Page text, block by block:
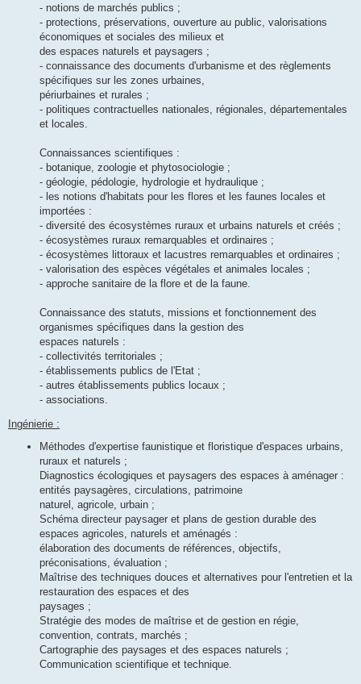
- notions de marchés publics ;
- protections, préservations, ouverture au public, valorisations
économiques et sociales des milieux et
des espaces naturels et paysagers ;
- connaissance des documents d'urbanisme et des règlements
spécifiques sur les zones urbaines,
périurbaines et rurales ;
- politiques contractuelles nationales, régionales, départementales
et locales.
Connaissances scientifiques :
- botanique, zoologie et phytosociologie ;
- géologie, pédologie, hydrologie et hydraulique ;
- les notions d'habitats pour les flores et les faunes locales et
importées :
- diversité des écosystèmes ruraux et urbains naturels et créés ;
- écosystèmes ruraux remarquables et ordinaires ;
- écosystèmes littoraux et lacustres remarquables et ordinaires ;
- valorisation des espèces végétales et animales locales ;
- approche sanitaire de la flore et de la faune.
Connaissance des statuts, missions et fonctionnement des
organismes spécifiques dans la gestion des
espaces naturels :
- collectivités territoriales ;
- établissements publics de l'Etat ;
- autres établissements publics locaux ;
- associations.
Ingénierie :
Méthodes d'expertise faunistique et floristique d'espaces urbains,
ruraux et naturels ;
Diagnostics écologiques et paysagers des espaces à aménager :
entités paysagères, circulations, patrimoine
naturel, agricole, urbain ;
Schéma directeur paysager et plans de gestion durable des
espaces agricoles, naturels et aménagés :
élaboration des documents de références, objectifs,
préconisations, évaluation ;
Maîtrise des techniques douces et alternatives pour l'entretien et la
restauration des espaces et des
paysages ;
Stratégie des modes de maîtrise et de gestion en régie,
convention, contrats, marchés ;
Cartographie des paysages et des espaces naturels ;
Communication scientifique et technique.